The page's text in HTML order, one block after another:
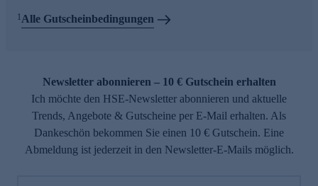
1 Alle Gutscheinbedingungen
Newsletter abonnieren – 10 € Gutschein erhalten
Ich möchte den HSE-Newsletter abonnieren und aktuelle
Trends, Angebote & Gutscheine per E-Mail erhalten. Als
Dankeschön bekommen Sie einen 10 € Gutschein. Eine
Abmeldung ist jederzeit in den Newsletter-E-Mails möglich.